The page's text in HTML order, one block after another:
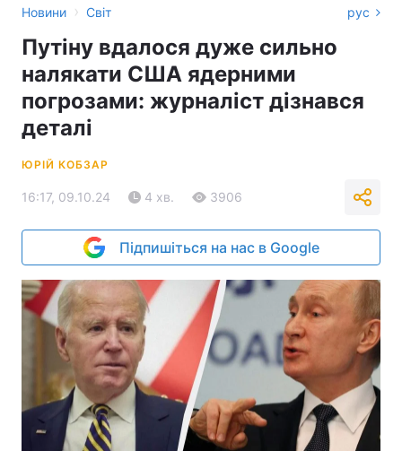
Новини › Світ рус
Путіну вдалося дуже сильно
налякати США ядерними
погрозами: журналіст дізнався
деталі
ЮРІЙ КОБЗАР
16:17, 09.10.24 4 хв. 3906
Підпишіться на нас в Google